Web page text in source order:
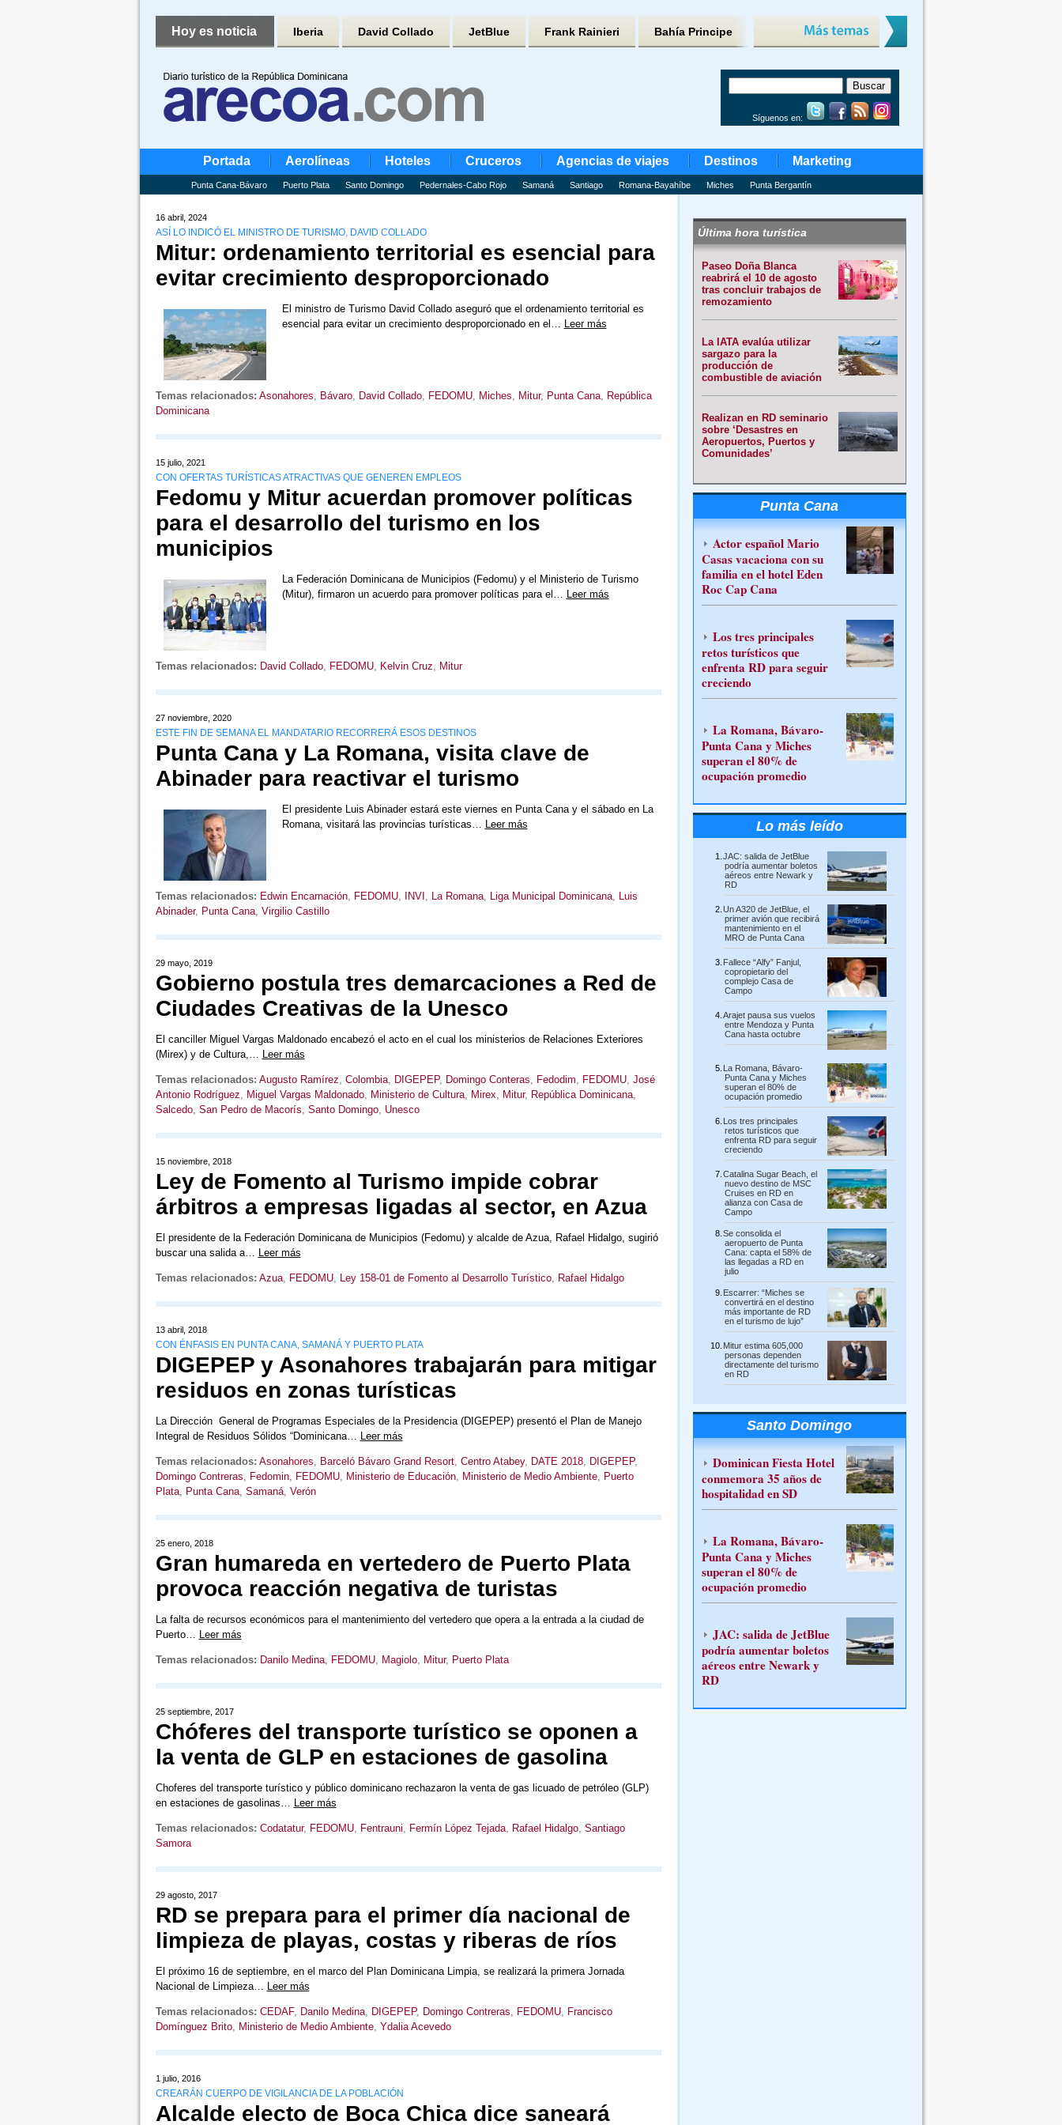
Hoy es noticia Iberia David Collado JetBlue Frank Rainieri Bahía Principe
Síguenos en:
Portada Aerolíneas Hoteles Cruceros Agencias de viajes Destinos Marketing
Punta Cana-Bávaro Puerto Plata Santo Domingo Pedernales-Cabo Rojo Samaná Santiago Romana-Bayahíbe Miches Punta Bergantín
16 abril, 2024
ASÍ LO INDICÓ EL MINISTRO DE TURISMO, DAVID COLLADO
Mitur: ordenamiento territorial es esencial para
evitar crecimiento desproporcionado
El ministro de Turismo David Collado aseguró que el ordenamiento territorial es
esencial para evitar un crecimiento desproporcionado en el… Leer más
Temas relacionados: Asonahores, Bávaro, David Collado, FEDOMU, Miches, Mitur, Punta Cana, República
Dominicana
15 julio, 2021
CON OFERTAS TURÍSTICAS ATRACTIVAS QUE GENEREN EMPLEOS
Fedomu y Mitur acuerdan promover políticas
para el desarrollo del turismo en los
municipios
La Federación Dominicana de Municipios (Fedomu) y el Ministerio de Turismo
(Mitur), firmaron un acuerdo para promover políticas para el… Leer más
Temas relacionados: David Collado, FEDOMU, Kelvin Cruz, Mitur
27 noviembre, 2020
ESTE FIN DE SEMANA EL MANDATARIO RECORRERÁ ESOS DESTINOS
Punta Cana y La Romana, visita clave de
Abinader para reactivar el turismo
El presidente Luis Abinader estará este viernes en Punta Cana y el sábado en La
Romana, visitará las provincias turísticas… Leer más
Temas relacionados: Edwin Encarnación, FEDOMU, INVI , La Romana, Liga Municipal Dominicana, Luis
Abinader, Punta Cana, Virgilio Castillo
29 mayo, 2019
Gobierno postula tres demarcaciones a Red de
Ciudades Creativas de la Unesco
El canciller Miguel Vargas Maldonado encabezó el acto en el cual los ministerios de Relaciones Exteriores
(Mirex) y de Cultura,… Leer más
Temas relacionados: Augusto Ramírez, Colombia, DIGEPEP, Domingo Conteras, Fedodim, FEDOMU, José
Antonio Rodríguez, Miguel Vargas Maldonado, Ministerio de Cultura, Mirex, Mitur, República Dominicana,
Salcedo, San Pedro de Macorís, Santo Domingo, Unesco
15 noviembre, 2018
Ley de Fomento al Turismo impide cobrar
árbitros a empresas ligadas al sector, en Azua
El presidente de la Federación Dominicana de Municipios (Fedomu) y alcalde de Azua, Rafael Hidalgo, sugirió
buscar una salida a… Leer más
Temas relacionados: Azua, FEDOMU, Ley 158-01 de Fomento al Desarrollo Turístico, Rafael Hidalgo
13 abril, 2018
CON ÉNFASIS EN PUNTA CANA, SAMANÁ Y PUERTO PLATA
DIGEPEP y Asonahores trabajarán para mitigar
residuos en zonas turísticas
La Dirección General de Programas Especiales de la Presidencia (DIGEPEP) presentó el Plan de Manejo
Integral de Residuos Sólidos “Dominicana… Leer más
Temas relacionados: Asonahores, Barceló Bávaro Grand Resort, Centro Atabey, DATE 2018, DIGEPEP,
Domingo Contreras, Fedomin, FEDOMU, Ministerio de Educación, Ministerio de Medio Ambiente, Puerto
Plata, Punta Cana, Samaná, Verón
25 enero, 2018
Gran humareda en vertedero de Puerto Plata
provoca reacción negativa de turistas
La falta de recursos económicos para el mantenimiento del vertedero que opera a la entrada a la ciudad de
Puerto… Leer más
Temas relacionados: Danilo Medina, FEDOMU, Magiolo, Mitur, Puerto Plata
25 septiembre, 2017
Chóferes del transporte turístico se oponen a
la venta de GLP en estaciones de gasolina
Choferes del transporte turístico y público dominicano rechazaron la venta de gas licuado de petróleo (GLP)
en estaciones de gasolinas… Leer más
Temas relacionados: Codatatur, FEDOMU, Fentrauni, Fermín López Tejada, Rafael Hidalgo, Santiago
Samora
29 agosto, 2017
RD se prepara para el primer día nacional de
limpieza de playas, costas y riberas de ríos
El próximo 16 de septiembre, en el marco del Plan Dominicana Limpia, se realizará la primera Jornada
Nacional de Limpieza… Leer más
Temas relacionados: CEDAF, Danilo Medina, DIGEPEP, Domingo Contreras, FEDOMU, Francisco
Domínguez Brito, Ministerio de Medio Ambiente, Ydalia Acevedo
1 julio, 2016
CREARÁN CUERPO DE VIGILANCIA DE LA POBLACIÓN
Alcalde electo de Boca Chica dice saneará
Última hora turística
Paseo Doña Blanca
reabrirá el 10 de agosto
tras concluir trabajos de
remozamiento
La IATA evalúa utilizar
sargazo para la
producción de
combustible de aviación
Realizan en RD seminario
sobre ‘Desastres en
Aeropuertos, Puertos y
Comunidades’
Punta Cana
Actor español Mario
Casas vacaciona con su
familia en el hotel Eden
Roc Cap Cana
Los tres principales
retos turísticos que
enfrenta RD para seguir
creciendo
La Romana, Bávaro-
Punta Cana y Miches
superan el 80% de
ocupación promedio
Lo más leído
JAC: salida de JetBlue
podría aumentar boletos
aéreos entre Newark y
RD
Un A320 de JetBlue, el
primer avión que recibirá
mantenimiento en el
MRO de Punta Cana
Fallece “Alfy” Fanjul,
copropietario del
complejo Casa de
Campo
Arajet pausa sus vuelos
entre Mendoza y Punta
Cana hasta octubre
La Romana, Bávaro-
Punta Cana y Miches
superan el 80% de
ocupación promedio
Los tres principales
retos turísticos que
enfrenta RD para seguir
creciendo
Catalina Sugar Beach, el
nuevo destino de MSC
Cruises en RD en
alianza con Casa de
Campo
Se consolida el
aeropuerto de Punta
Cana: capta el 58% de
las llegadas a RD en
julio
Escarrer: “Miches se
convertirá en el destino
más importante de RD
en el turismo de lujo”
Mitur estima 605,000
personas dependen
directamente del turismo
en RD
Santo Domingo
Dominican Fiesta Hotel
conmemora 35 años de
hospitalidad en SD
La Romana, Bávaro-
Punta Cana y Miches
superan el 80% de
ocupación promedio
JAC: salida de JetBlue
podría aumentar boletos
aéreos entre Newark y
RD